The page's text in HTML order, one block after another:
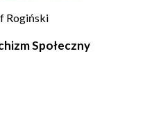
Rogiński
Społeczny